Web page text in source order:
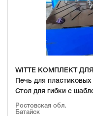
WITTE КОМПЛЕКТ
Печь для
Стол для гибки с
Ростовская обл.
Батайск